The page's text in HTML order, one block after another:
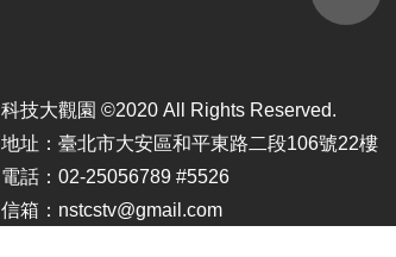
科技大觀園 ©2020 All Rights Reserved.
地址：臺北市大安區和平東路二段106號22樓
電話：02-25056789 #5526
信箱：nstcstv@gmail.com